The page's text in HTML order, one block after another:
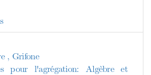
, Grifone
pour l'agrégation: Algèbre et